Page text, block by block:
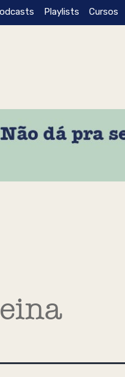
Playlists Cursos